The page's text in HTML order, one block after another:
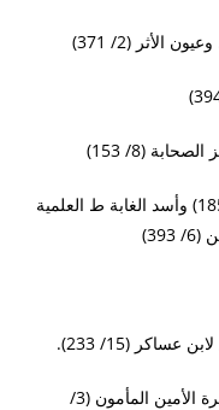
الاستيعاب في معرفة الأصحاب (4/ 1852) وأسد الغابة ط العلمية
السيرة الحلبية = إنسان العيون في سيرة الأمين المأمون (3/